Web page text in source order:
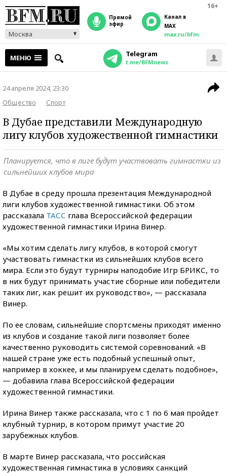
16+
Москва
прямой
эфир
Канал в
MAX
max.ru/bfm
МЕНЮ Telegram
t.me/BFMnews
24 апреля 2024, 23:30
Общество
Спорт
В Дубае представили Международную
лигу клубов художественной гимнастики
Планируется, что в лиге будут участвовать гимнастки из
сильнейших клубов мира
В Дубае в среду прошла презентация Международной
лиги клубов художественной гимнастики. Об этом
рассказала ТАСС глава Всероссийской федерации
художественной гимнастики Ирина Винер.
«Мы хотим сделать лигу клубов, в которой смогут
участвовать гимнастки из сильнейших клубов всего
мира. Если это будут турниры наподобие Игр БРИКС, то
в них будут принимать участие сборные или победители
таких лиг, как решит их руководство», — рассказала
Винер.
По ее словам, сильнейшие спортсмены приходят именно
из клубов и создание такой лиги позволяет более
качественно руководить системой соревнований. «В
нашей стране уже есть подобный успешный опыт,
например в хоккее, и мы планируем сделать подобное»,
— добавила глава Всероссийской федерации
художественной гимнастики.
Ирина Винер также рассказала, что с 1 по 6 мая пройдет
клубный турнир, в котором примут участие 20
зарубежных клубов.
В марте Винер рассказала, что российская
художественная гимнастика в условиях санкций